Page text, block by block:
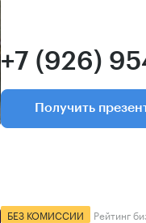
+7 (926)
Получить
БЕЗ КОМИССИИ Рейтинг